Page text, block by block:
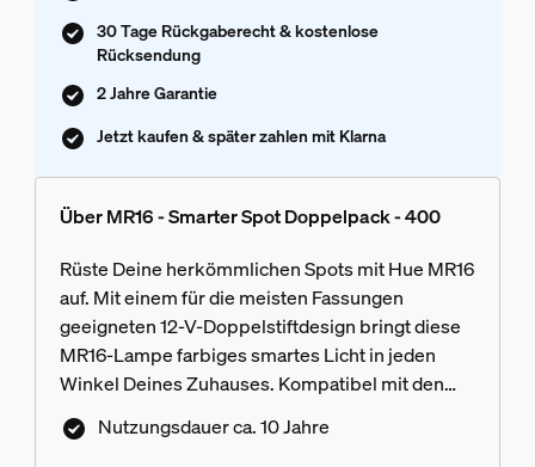
30 Tage Rückgaberecht & kostenlose
Rücksendung
2 Jahre Garantie
Jetzt kaufen & später zahlen mit Klarna
Über MR16 - Smarter Spot Doppelpack - 400
Rüste Deine herkömmlichen Spots mit Hue MR16
auf. Mit einem für die meisten Fassungen
geeigneten 12-V-Doppelstiftdesign bringt diese
MR16-Lampe farbiges smartes Licht in jeden
Winkel Deines Zuhauses. Kompatibel mit den
meisten Transformatoren.¹
Nutzungsdauer ca. 10 Jahre